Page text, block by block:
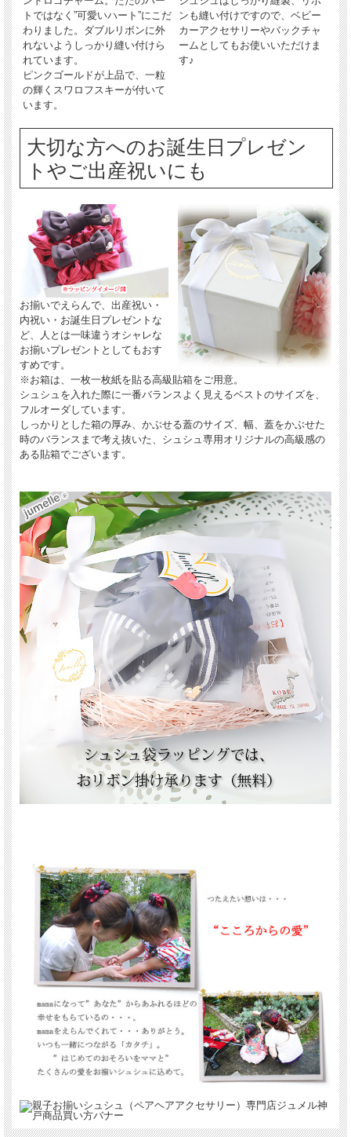
トではなく”可愛いハート”にこだ
わりました。ダブルリボンに外
れないようしっかり縫い付けら
れています。
ピンクゴールドが上品で、一粒
の輝くスワロフスキーが付いて
います。
ンも縫い付けですので、ベビー
カーアクセサリーやバックチャ
ームとしてもお使いいただけま
す♪
大切な方へのお誕生日プレゼン
トやご出産祝いにも
お揃いでえらんで、出産祝い・
内祝い・お誕生日プレゼントな
ど、人とは一味違うオシャレな
お揃いプレゼントとしてもおす
すめです。
※お箱は、一枚一枚紙を貼る高級貼箱をご用意。
シュシュを入れた際に一番バランスよく見えるベストのサイズを、
フルオーダしています。
しっかりとした箱の厚み、かぶせる蓋のサイズ、幅、蓋をかぶせた
時のバランスまで考え抜いた、シュシュ専用オリジナルの高級感の
ある貼箱でございます。